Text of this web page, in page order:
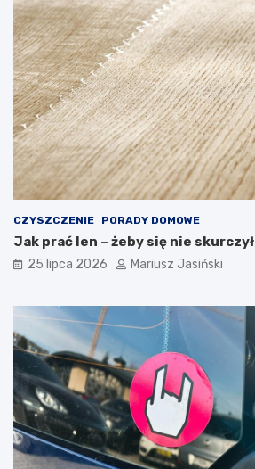
CZYSZCZENIE PORADY DOMOWE
Jak prać len – żeby się nie skurczył
25 lipca 2026 Mariusz Jasiński